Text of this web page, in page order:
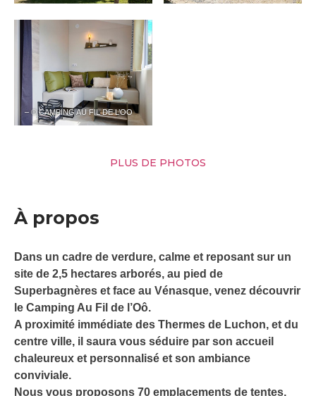
– © CAMPING AU FIL DE L’OO
PLUS DE PHOTOS
À propos
Dans un cadre de verdure, calme et reposant sur un
site de 2,5 hectares arborés, au pied de
Superbagnères et face au Vénasque, venez découvrir
le Camping Au Fil de l’Oô.
A proximité immédiate des Thermes de Luchon, et du
centre ville, il saura vous séduire par son accueil
chaleureux et personnalisé et son ambiance
conviviale.
Nous vous proposons 70 emplacements de tentes,